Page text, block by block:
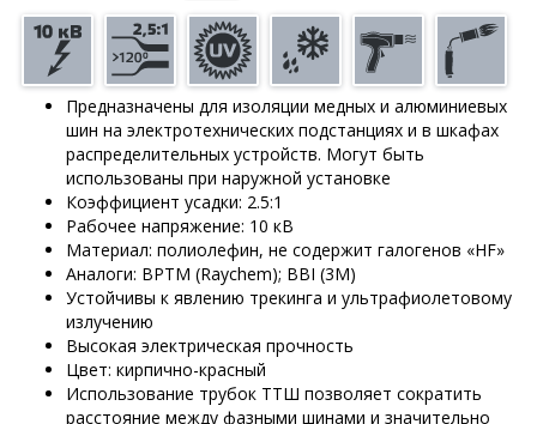
Предназначены для изоляции медных и алюминиевых
шин на электротехнических подстанциях и в шкафах
распределительных устройств. Могут быть
использованы при наружной установке
Коэффициент усадки: 2.5:1
Рабочее напряжение: 10 кВ
Материал: полиолефин, не содержит галогенов «HF»
Аналоги: BPTM (Raychem); BBI (3M)
Устойчивы к явлению трекинга и ультрафиолетовому
излучению
Высокая электрическая прочность
Цвет: кирпично-красный
Использование трубок ТТШ позволяет сократить
расстояние между фазными шинами и значительно